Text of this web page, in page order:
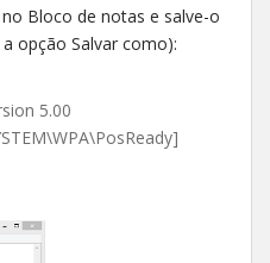
Bloco de notas e salve-o
a opção Salvar como):
5.00